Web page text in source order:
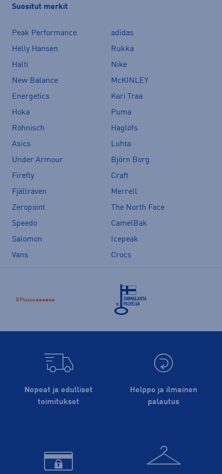
Suositut merkit
Peak Performance
adidas
Helly Hansen
Rukka
Halti
Nike
New Balance
McKINLEY
Energetics
Kari Traa
Hoka
Puma
Röhnisch
Haglöfs
Asics
Luhta
Under Armour
Björn Borg
Firefly
Craft
Fjällräven
Merrell
Zeropoint
The North Face
Speedo
CamelBak
Salomon
Icepeak
Vans
Crocs
Nopeat ja edulliset
toimitukset
Helppo ja ilmainen
palautus